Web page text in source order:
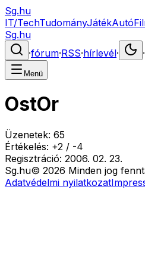
Sg.hu
IT/TechTudományJátékAutó
Sg.hu
·fórum·RSS·hírlevél· ·
Menü
OstOr
Üzenetek: 65
Értékelés: +2 / -4
Regisztráció: 2006. 02. 23.
Sg.hu© 2026 Minden jog
Adatvédelmi nyilatkozat